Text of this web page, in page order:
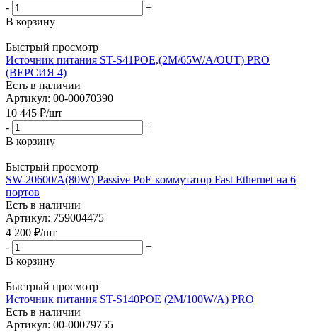
-
+
В корзину
Быстрый просмотр
Источник питания ST-S41POE,(2M/65W/А/OUT) PRO
(ВЕРСИЯ 4)
Есть в наличии
Артикул: 00-00070390
10 445 ₽/шт
-
+
В корзину
Быстрый просмотр
SW-20600/A(80W) Passive PoE коммутатор Fast Ethernet на 6
портов
Есть в наличии
Артикул: 759004475
4 200 ₽/шт
-
+
В корзину
Быстрый просмотр
Источник питания ST-S140POE (2М/100W/А) PRO
Есть в наличии
Артикул: 00-00079755